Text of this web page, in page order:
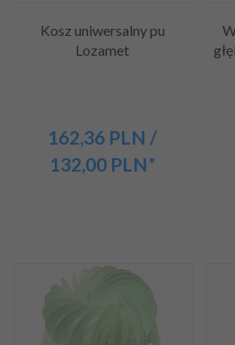
Kosz uniwersalny pu
Lozamet
162,36 PLN /
132,00 PLN*